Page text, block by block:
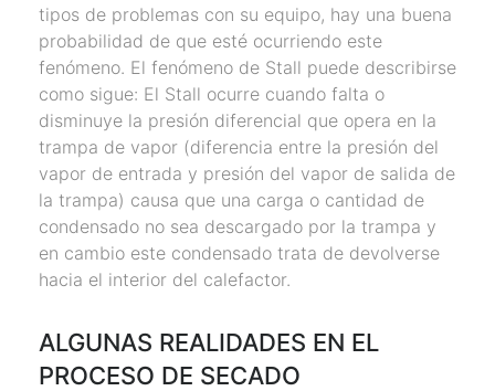
tipos de problemas con su equipo, hay una buena
probabilidad de que esté ocurriendo este
fenómeno. El fenómeno de Stall puede describirse
como sigue: El Stall ocurre cuando falta o
disminuye la presión diferencial que opera en la
trampa de vapor (diferencia entre la presión del
vapor de entrada y presión del vapor de salida de
la trampa) causa que una carga o cantidad de
condensado no sea descargado por la trampa y
en cambio este condensado trata de devolverse
hacia el interior del calefactor.
ALGUNAS REALIDADES EN EL
PROCESO DE SECADO